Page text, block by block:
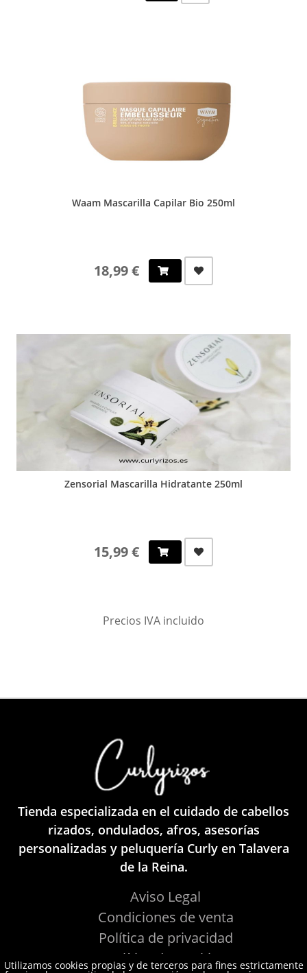
Waam Mascarilla Capilar Bio 250ml
18,99 €
Zensorial Mascarilla Hidratante 250ml
15,99 €
Precios IVA incluido
Tienda especializada en el cuidado de cabellos
rizados, ondulados, afros, asesorías
personalizadas y peluquería Curly en Talavera
de la Reina.
Aviso Legal
Condiciones de venta
Política de privacidad
Política de Cookies
Utilizamos cookies propias y de terceros para fines estrictamente